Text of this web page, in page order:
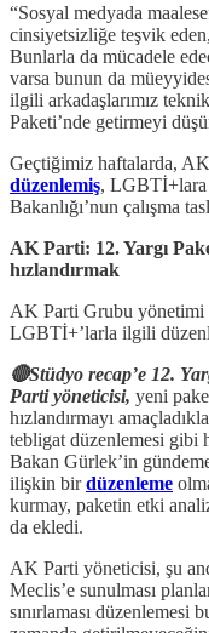
“Sosyal medyada
cinsiyetsizliğe teşvik
Bunlarla da mücadele
varsa bunun da
ilgili arkadaşlarımız
Paketi’nde getirmeyi
Geçtiğimiz haftalarda,
düzenlemiş, LGBTİ+lara
Bakanlığı’nun çalışma
AK Parti: 12. Yargı
hızlandırmak
AK Parti Grubu yönetimi
LGBTİ+’larla ilgili
🔴Stüdyo recap’e 12.
Parti yöneticisi, yeni
hızlandırmayı
tebligat düzenlemesi gibi
Bakan Gürlek’in
ilişkin birdüzenleme
kurmay, paketin etki
da ekledi.
AK Parti yöneticisi, şu
Meclis’e sunulması
sınırlaması düzenlemesi